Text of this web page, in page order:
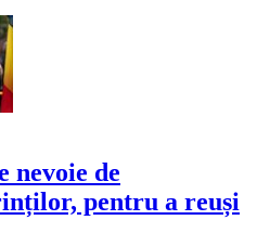
nevoie de
pentru a reuși